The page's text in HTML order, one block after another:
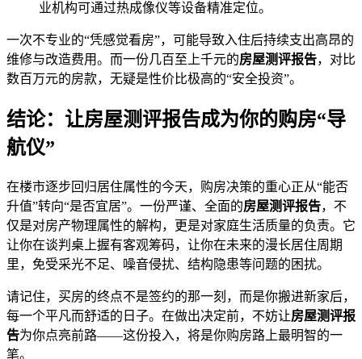
业机构可通过热成像仪等设备精准定位。
一次不专业的“凭感觉看房”，可能导致入住后持续支出高昂的
维修与改造费用。而一份几百至上千元的房屋测评报告，对比
数百万元的房款，无疑是性价比极高的“安全投资”。
结论：让房屋测评报告成为你的购房“导
航仪”
在楼市逐步回归居住属性的今天，购房决策的重心正从“能否
升值”转向“是否宜居”。一份严谨、全面的房屋测评报告，不
仅是对房产物理属性的解构，更是对家庭生活质量的负责。它
让你在谈判桌上握有客观筹码，让你在未来的漫长居住周期
里，免受采光不足、噪音侵扰、结构隐患等问题的困扰。
请记住，买房的终点不是签约的那一刻，而是你搬进新家后，
每一个平凡而舒适的日子。在做出决定前，不妨让房屋测评报
告为你点亮前路——这份投入，将是你购房路上最明智的一
笔。